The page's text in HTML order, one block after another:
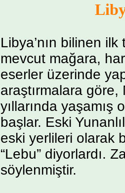
Libya’nın bilinen
mevcut mağara,
eserler üzerinde
araştırmalara göre,
yıllarında yaşamış
başlar. Eski
eski yerlileri olarak
“Lebu” diyorlardı.
söylenmiştir.